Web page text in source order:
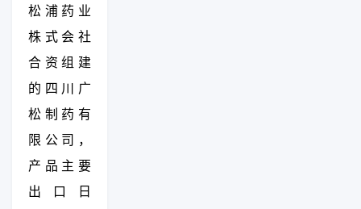
松浦药业
株式会社
合资组建
的四川广
松制药有
限公司，
产品主要
出口日